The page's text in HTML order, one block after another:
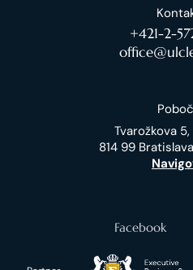
+421-2-
Tvarožkova 5,
814 99
Facebook